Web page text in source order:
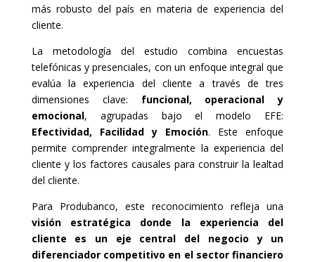
más robusto del país en materia de experiencia del
cliente.
La metodología del estudio combina encuestas
telefónicas y presenciales, con un enfoque integral que
evalúa la experiencia del cliente a través de tres
dimensiones clave: funcional, operacional y
emocional, agrupadas bajo el modelo EFE:
Efectividad, Facilidad y Emoción. Este enfoque
permite comprender integralmente la experiencia del
cliente y los factores causales para construir la lealtad
del cliente.
Para Produbanco, este reconocimiento refleja una
visión estratégica donde la experiencia del
cliente es un eje central del negocio y un
diferenciador competitivo en el sector financiero